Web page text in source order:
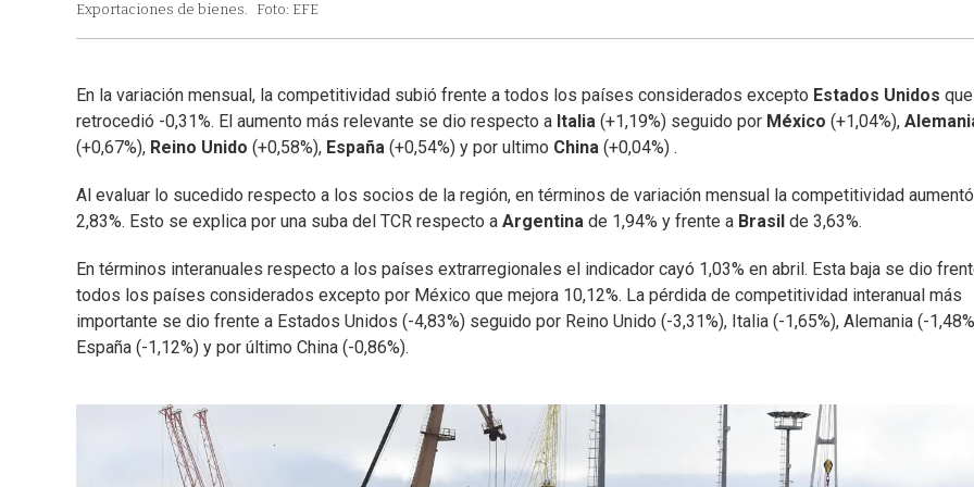
Exportaciones de bienes. Foto: EFE
En la variación mensual, la competitividad subió frente a todos los países considerados excepto Estados Unidos que
retrocedió -0,31%. El aumento más relevante se dio respecto a Italia (+1,19%) seguido por México (+1,04%),
(+0,67%), Reino Unido (+0,58%), España (+0,54%) y por ultimo China (+0,04%) .
Al evaluar lo sucedido respecto a los socios de la región, en términos de variación mensual la competitividad aumentó
2,83%. Esto se explica por una suba del TCR respecto a Argentina de 1,94% y frente a Brasil de 3,63%.
En términos interanuales respecto a los países extrarregionales el indicador cayó 1,03% en abril. Esta baja se dio
todos los países considerados excepto por México que mejora 10,12%. La pérdida de competitividad interanual más
importante se dio frente a Estados Unidos (-4,83%) seguido por Reino Unido (-3,31%), Italia (-1,65%), Alemania (-
España (-1,12%) y por último China (-0,86%).